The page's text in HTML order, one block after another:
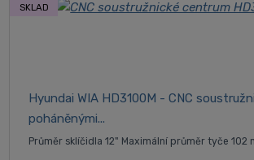
Hyundai WIA HD3100M - CNC
poháněnými...
Průměr sklíčidla 12" Maximální průměr tyče 102
SKLAD